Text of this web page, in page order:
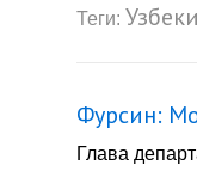
Теги:
Фурсин:
Глава